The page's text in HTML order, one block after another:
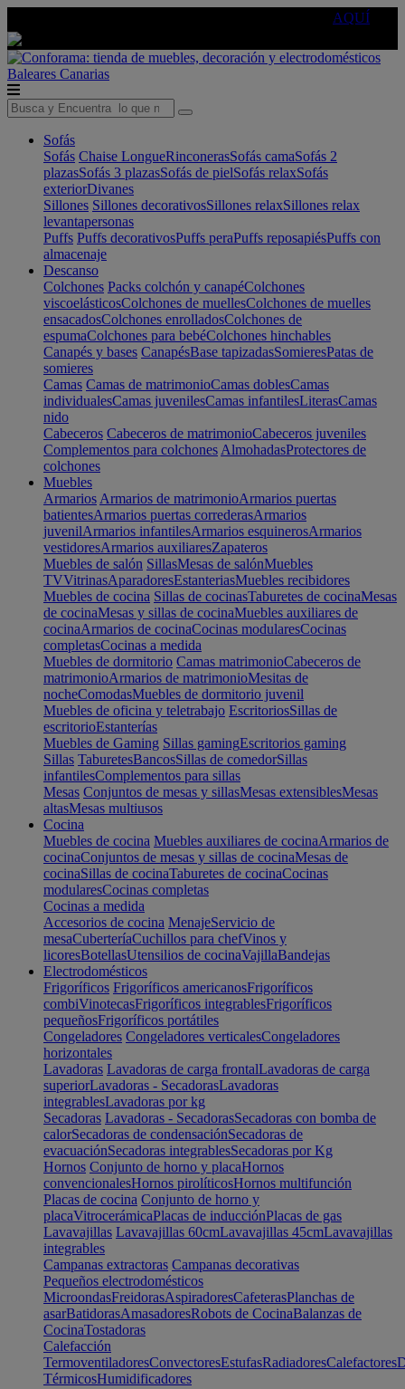
AQUÍ
Baleares Canarias
Sofás
Sofás Chaise LongueRinconerasSofás camaSofás 2
plazasSofás 3 plazasSofás de pielSofás relaxSofás
exteriorDivanes
Sillones Sillones decorativosSillones relaxSillones relax
levantapersonas
Puffs Puffs decorativosPuffs peraPuffs reposapiésPuffs con
almacenaje
Descanso
Colchones Packs colchón y canapéColchones
viscoelásticosColchones de muellesColchones de muelles
ensacadosColchones enrolladosColchones de
espumaColchones para bebéColchones hinchables
Canapés y bases CanapésBase tapizadasSomieresPatas de
somieres
Camas Camas de matrimonioCamas doblesCamas
individualesCamas juvenilesCamas infantilesLiterasCamas
nido
Cabeceros Cabeceros de matrimonioCabeceros juveniles
Complementos para colchones AlmohadasProtectores de
colchones
Muebles
Armarios Armarios de matrimonioArmarios puertas
batientesArmarios puertas correderasArmarios
juvenilArmarios infantilesArmarios esquinerosArmarios
vestidoresArmarios auxiliaresZapateros
Muebles de salón SillasMesas de salónMuebles
TVVitrinasAparadoresEstanteriasMuebles recibidores
Muebles de cocina Sillas de cocinasTaburetes de cocinaMesas
de cocinaMesas y sillas de cocinaMuebles auxiliares de
cocinaArmarios de cocinaCocinas modularesCocinas
completasCocinas a medida
Muebles de dormitorio Camas matrimonioCabeceros de
matrimonioArmarios de matrimonioMesitas de
nocheComodasMuebles de dormitorio juvenil
Muebles de oficina y teletrabajo EscritoriosSillas de
escritorioEstanterías
Muebles de Gaming Sillas gamingEscritorios gaming
Sillas TaburetesBancosSillas de comedorSillas
infantilesComplementos para sillas
Mesas Conjuntos de mesas y sillasMesas extensiblesMesas
altasMesas multiusos
Cocina
Muebles de cocina Muebles auxiliares de cocinaArmarios de
cocinaConjuntos de mesas y sillas de cocinaMesas de
cocinaSillas de cocinaTaburetes de cocinaCocinas
modularesCocinas completas
Cocinas a medida
Accesorios de cocina MenajeServicio de
mesaCuberteríaCuchillos para chefVinos y
licoresBotellasUtensilios de cocinaVajillaBandejas
Electrodomésticos
Frigoríficos Frigoríficos americanosFrigoríficos
combiVinotecasFrigoríficos integrablesFrigoríficos
pequeñosFrigoríficos portátiles
Congeladores Congeladores verticalesCongeladores
horizontales
Lavadoras Lavadoras de carga frontalLavadoras de carga
superiorLavadoras - SecadorasLavadoras
integrablesLavadoras por kg
Secadoras Lavadoras - SecadorasSecadoras con bomba de
calorSecadoras de condensaciónSecadoras de
evacuaciónSecadoras integrablesSecadoras por Kg
Hornos Conjunto de horno y placaHornos
convencionalesHornos pirolíticosHornos multifunción
Placas de cocina Conjunto de horno y
placaVitrocerámicaPlacas de inducciónPlacas de gas
Lavavajillas Lavavajillas 60cmLavavajillas 45cmLavavajillas
integrables
Campanas extractoras Campanas decorativas
Pequeños electrodomésticos
MicroondasFreidorasAspiradoresCafeterasPlanchas de
asarBatidorasAmasadoresRobots de CocinaBalanzas de
CocinaTostadoras
Calefacción
TermoventiladoresConvectoresEstufasRadiadoresCalefactores
TérmicosHumidificadores